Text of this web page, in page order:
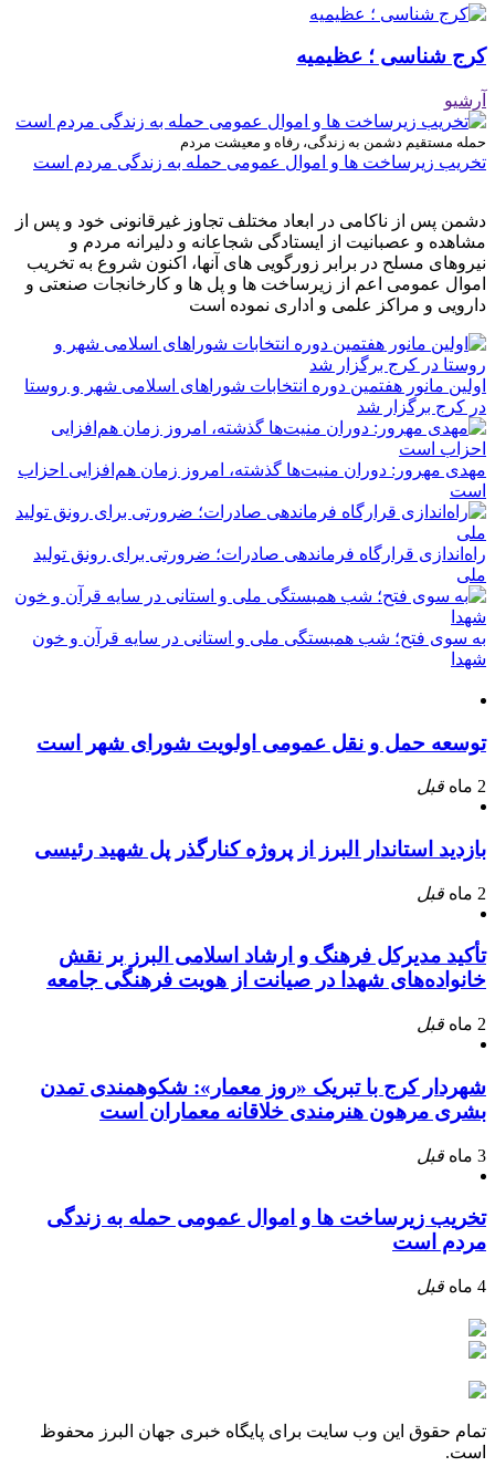
کرج شناسی ؛ عظیمیه
آرشیو
حمله مستقیم دشمن به زندگی، رفاه و معیشت مردم
تخریب زیرساخت ها و اموال عمومی حمله به زندگی مردم است
دشمن پس از ناکامی در ابعاد مختلف تجاوز غیرقانونی خود و پس از
مشاهده و عصبانیت از ایستادگی شجاعانه و دلیرانه مردم و
نیروهای مسلح در برابر زورگویی های آنها، اکنون شروع به تخریب
اموال عمومی اعم از زیرساخت ها و پل ها و کارخانجات صنعتی و
دارویی و مراکز علمی و اداری نموده است
اولین مانور هفتمین دوره انتخابات شوراهای اسلامی شهر و روستا
در کرج برگزار شد
مهدی مهرور: دوران منیت‌ها گذشته، امروز زمان هم‌افزایی احزاب
است
راه‌اندازی قرارگاه فرماندهی صادرات؛ ضرورتی برای رونق تولید
ملی
به سوی فتح؛ شب همبستگی ملی و استانی در سایه قرآن و خون
شهدا
توسعه حمل و نقل عمومی اولویت شورای شهر است
2 ماه قبل
بازدید استاندار البرز از پروژه کنارگذر پل شهید رئیسی
2 ماه قبل
تأکید مدیرکل فرهنگ و ارشاد اسلامی البرز بر نقش
خانواده‌های شهدا در صیانت از هویت فرهنگی جامعه
2 ماه قبل
شهردار کرج با تبریک «روز معمار»: شکوهمندی تمدن
بشری مرهون هنرمندی خلاقانه معماران است
3 ماه قبل
تخریب زیرساخت ها و اموال عمومی حمله به زندگی
مردم است
4 ماه قبل
تمام حقوق این وب سایت برای پایگاه خبری جهان البرز محفوظ
است.